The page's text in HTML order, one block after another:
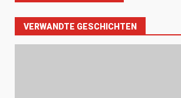
VERWANDTE GESCHICHTEN